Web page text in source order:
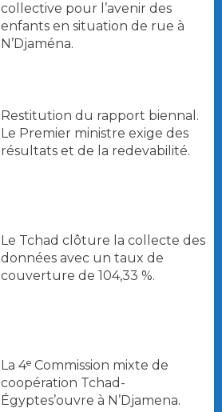
collective pour l’avenir des
enfants en situation de rue à
N’Djaména.
Restitution du rapport biennal.
Le Premier ministre exige des
résultats et de la redevabilité.
Le Tchad clôture la collecte des
données avec un taux de
couverture de 104,33 %.
La 4ᵉ Commission mixte de
coopération Tchad-
Égyptes’ouvre à N’Djamena.